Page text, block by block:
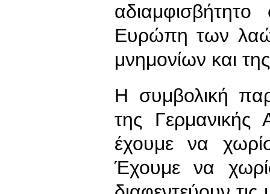
Ευρώπη των
μνημονίων και
Η συμβολική
της Γερμανικής
έχουμε να
Έχουμε να